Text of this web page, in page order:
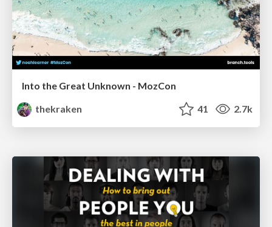
Into the Great Unknown - MozCon
thekraken
41 2.7k